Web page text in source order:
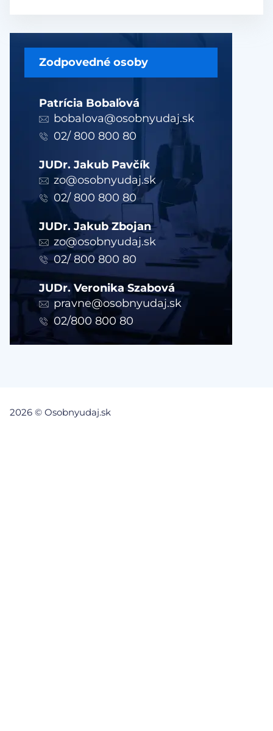
Zodpovedné osoby
Patrícia Bobaľová
bobalova@osobnyudaj.sk
02/ 800 800 80
JUDr. Jakub Pavčík
zo@osobnyudaj.sk
02/ 800 800 80
JUDr. Jakub Zbojan
zo@osobnyudaj.sk
02/ 800 800 80
JUDr. Veronika Szabová
pravne@osobnyudaj.sk
02/800 800 80
2026 © Osobnyudaj.sk